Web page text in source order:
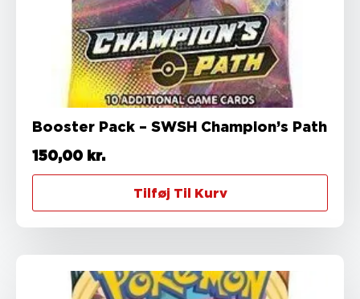
Booster Pack – SWSH Champion’s Path
150,00 kr.
Tilføj Til Kurv